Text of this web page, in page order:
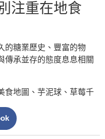
注重在地食
的糖業歷史、豐富的物
傳承並存的態度息息相關
食地圖 、 芋泥球 、 草莓千